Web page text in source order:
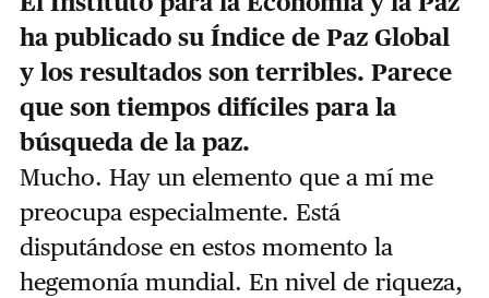
ha publicado su Índice de Paz Global
y los resultados son terribles. Parece
que son tiempos difíciles para la
búsqueda de la paz.
Mucho. Hay un elemento que a mí me
preocupa especialmente. Está
disputándose en estos momento la
hegemonía mundial. En nivel de riqueza,